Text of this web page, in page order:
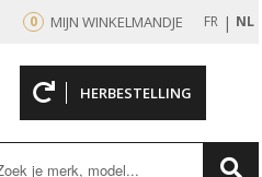
0 MIJN WINKELMANDJE FR | NL
HERBESTELLING